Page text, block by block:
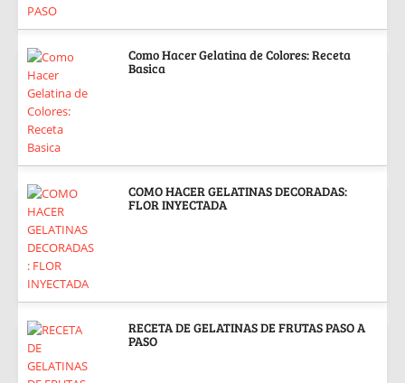
Como Hacer Gelatina de Colores: Receta
Basica
COMO HACER GELATINAS DECORADAS:
FLOR INYECTADA
RECETA DE GELATINAS DE FRUTAS PASO A
PASO